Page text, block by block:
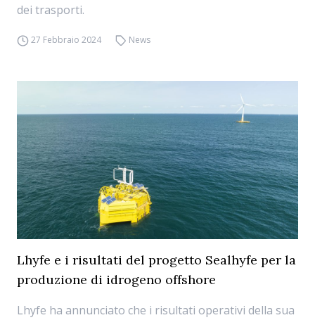
dei trasporti.
27 Febbraio 2024 News
Lhyfe e i risultati del progetto Sealhyfe per la
produzione di idrogeno offshore
Lhyfe ha annunciato che i risultati operativi della sua